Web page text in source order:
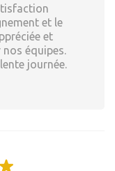
et le
et
équipes.
journée.